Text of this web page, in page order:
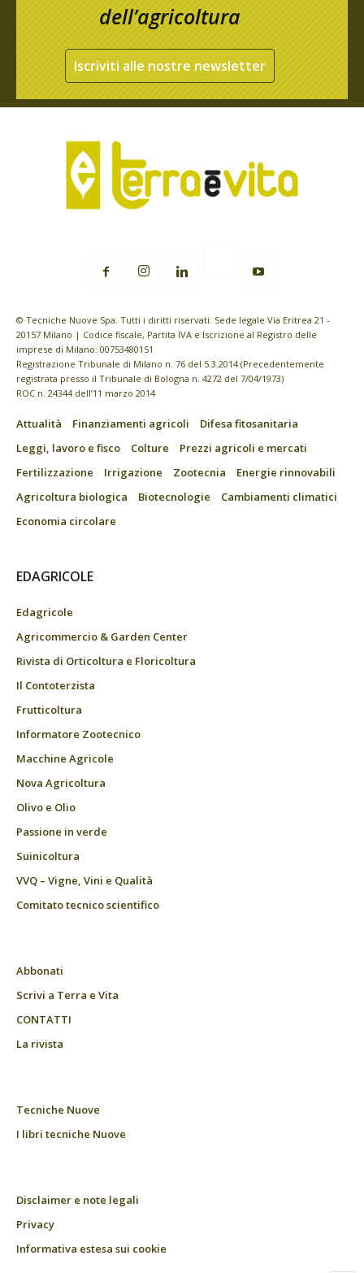
dell’agricoltura
Iscriviti alle nostre newsletter
© Tecniche Nuove Spa. Tutti i diritti riservati. Sede legale Via Eritrea 21 -
20157 Milano | Codice fiscale, Partita IVA e Iscrizione al Registro delle
imprese di Milano: 00753480151
Registrazione Tribunale di Milano n. 76 del 5.3.2014 (Precedentemente
registrata presso il Tribunale di Bologna n. 4272 del 7/04/1973)
ROC n. 24344 dell’11 marzo 2014
Attualità Finanziamenti agricoli
Difesa fitosanitaria
Leggi, lavoro e fisco
Colture
Prezzi agricoli e mercati
Fertilizzazione
Irrigazione Zootecnia
Energie rinnovabili
Agricoltura biologica
Biotecnologie
Cambiamenti climatici
Economia circolare
EDAGRICOLE
Edagricole
Agricommercio & Garden Center
Rivista di Orticoltura e Floricoltura
Il Contoterzista
Frutticoltura
Informatore Zootecnico
Macchine Agricole
Nova Agricoltura
Olivo e Olio
Passione in verde
Suinicoltura
VVQ – Vigne, Vini e Qualità
Comitato tecnico scientifico
Abbonati
Scrivi a Terra e Vita
CONTATTI
La rivista
Tecniche Nuove
I libri tecniche Nuove
Disclaimer e note legali
Privacy
Informativa estesa sui cookie